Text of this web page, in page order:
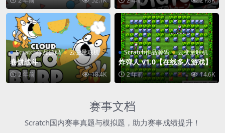
Scratch作品源码 云变量联机
卷饼战斗
2 年前 18.4K
Scratch作品源码 云变量联机
炸弹人 v1.0【在线多人游戏】
2 年前 14.6K
赛事文档
Scratch国内赛事真题与模拟题，助力赛事成绩提升！